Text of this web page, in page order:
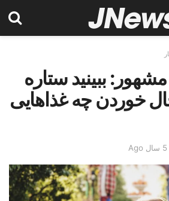
ببینید ستاره
خوردن چه غذاهایی
5 سال Ago